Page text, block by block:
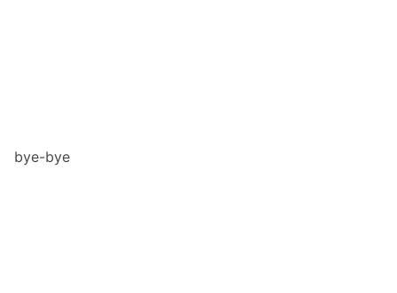
bye-bye